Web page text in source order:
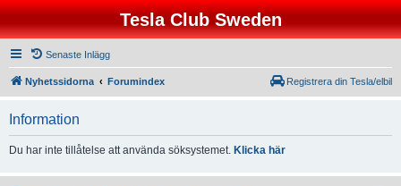
Tesla Club Sweden
Senaste Inlägg
Nyhetssidorna Forumindex Registrera din Tesla/elbil
Information
Du har inte tillåtelse att använda söksystemet. Klicka här